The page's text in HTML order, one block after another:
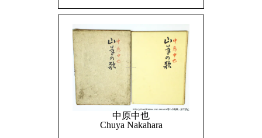
中原中也
Chuya Nakahara